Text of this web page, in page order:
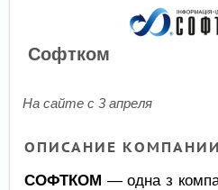
Софтком
На сайте с 3 апреля
ОПИСАНИЕ КОМПАНИИ
СОФТКОМ — одна з